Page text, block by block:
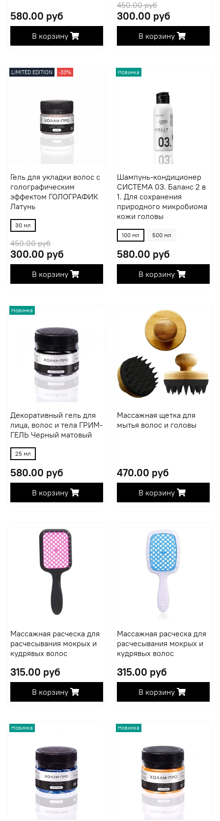
580.00 руб
В корзину
450.00 руб
300.00 руб
В корзину
LIMITED EDITION -33%
Гель для укладки волос с
голографическим
эффектом ГОЛОГРАФИК
Латунь
30 мл
450.00 руб
300.00 руб
В корзину
Новинка
Шампунь-кондиционер
СИСТЕМА 03. Баланс 2 в
1. Для сохранения
природного микробиома
кожи головы
100 мл 500 мл
580.00 руб
В корзину
Новинка
Декоративный гель для
лица, волос и тела ГРИМ-
ГЕЛЬ Черный матовый
25 мл
580.00 руб
В корзину
Массажная щетка для
мытья волос и головы
470.00 руб
В корзину
Массажная расческа для
расчесывания мокрых и
кудрявых волос
315.00 руб
В корзину
Массажная расческа для
расчесывания мокрых и
кудрявых волос
315.00 руб
В корзину
Новинка Новинка